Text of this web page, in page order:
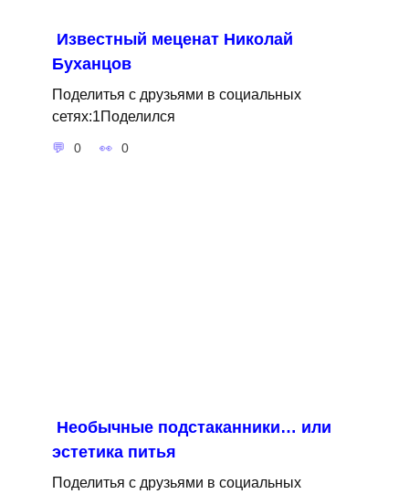
Известный меценат Николай
Буханцов
Поделитья с друзьями в социальных
сетях:1Поделился
0 0
Необычные подстаканники… или
эстетика питья
Поделитья с друзьями в социальных